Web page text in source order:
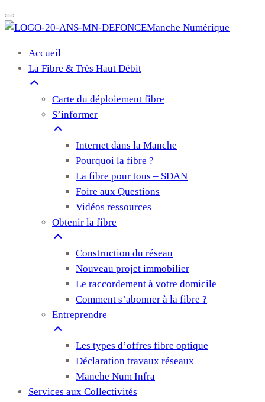
Manche Numérique
Accueil
La Fibre & Très Haut Débit
Carte du déploiement fibre
S’informer
Internet dans la Manche
Pourquoi la fibre ?
La fibre pour tous – SDAN
Foire aux Questions
Vidéos ressources
Obtenir la fibre
Construction du réseau
Nouveau projet immobilier
Le raccordement à votre domicile
Comment s’abonner à la fibre ?
Entreprendre
Les types d’offres fibre optique
Déclaration travaux réseaux
Manche Num Infra
Services aux Collectivités